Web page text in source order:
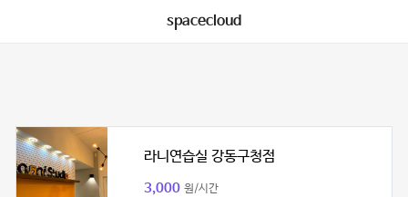
spacecloud
라니연습실 강동구청점
3,000 원/시간